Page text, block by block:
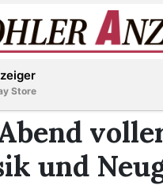
Inserieren
und
Store